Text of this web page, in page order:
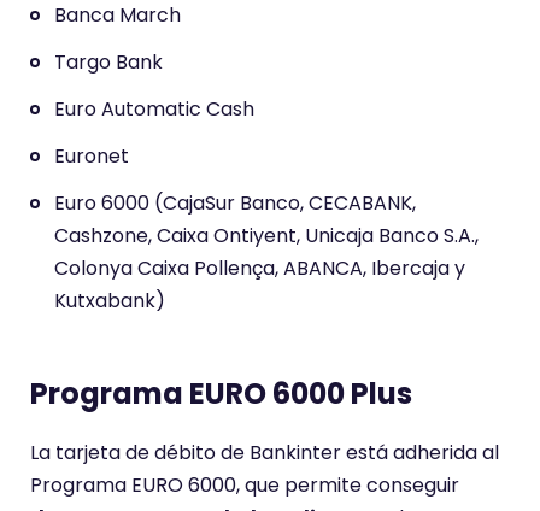
b
5
.
Banca March
Targo Bank
Euro Automatic Cash
Euronet
Euro 6000 (CajaSur Banco, CECABANK,
Cashzone, Caixa Ontiyent, Unicaja Banco S.A.,
Colonya Caixa Pollença, ABANCA, Ibercaja y
Kutxabank)
Programa EURO 6000 Plus
La tarjeta de débito de Bankinter está adherida al
Programa EURO 6000, que permite conseguir